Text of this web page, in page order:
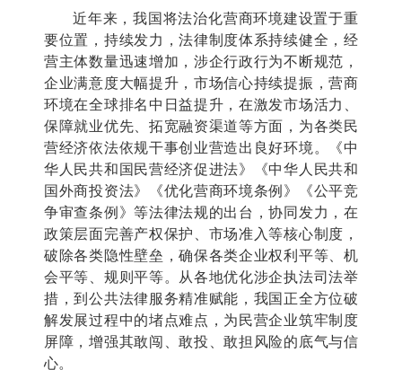
近年来，我国将法治化营商环境建设置于重
要位置，持续发力，法律制度体系持续健全，经
营主体数量迅速增加，涉企行政行为不断规范，
企业满意度大幅提升，市场信心持续提振，营商
环境在全球排名中日益提升，在激发市场活力、
保障就业优先、拓宽融资渠道等方面，为各类民
营经济依法依规干事创业营造出良好环境。《中
华人民共和国民营经济促进法》《中华人民共和
国外商投资法》《优化营商环境条例》《公平竞
争审查条例》等法律法规的出台，协同发力，在
政策层面完善产权保护、市场准入等核心制度，
破除各类隐性壁垒，确保各类企业权利平等、机
会平等、规则平等。从各地优化涉企执法司法举
措，到公共法律服务精准赋能，我国正全方位破
解发展过程中的堵点难点，为民营企业筑牢制度
屏障，增强其敢闯、敢投、敢担风险的底气与信
心。